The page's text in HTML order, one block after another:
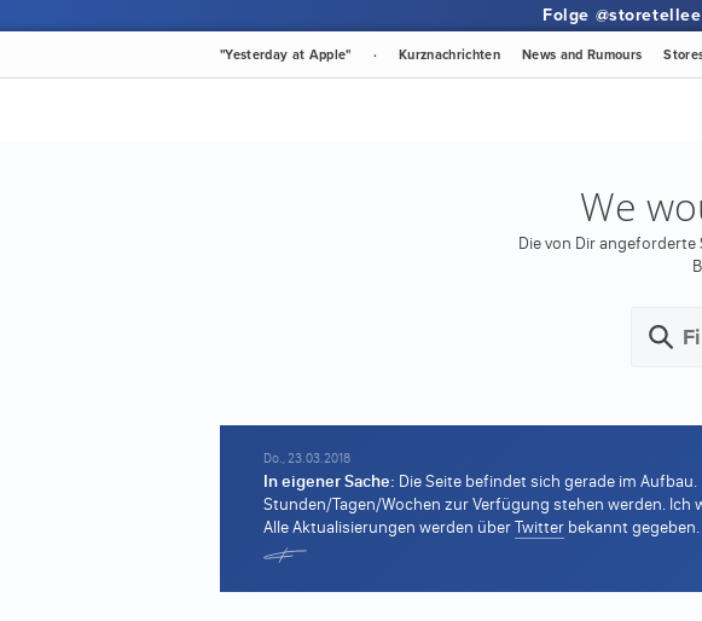
Folge
"Yesterday at Apple" · Kurznachrichten News and Rumours
We
Die von Dir
Do., 23.03.2018
In eigener Sache: Die Seite befindet sich gerade im
Stunden/Tagen/Wochen zur Verfügung stehen werden.
Alle Aktualisierungen werden überTwitter bekannt gegeben.